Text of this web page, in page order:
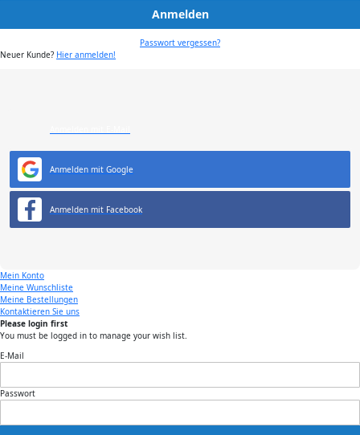
Anmelden
Passwort vergessen?
Neuer Kunde? Hier anmelden!
Anmelden mit Google
Anmelden mit Facebook
Mein Konto
Meine Wunschliste
Meine Bestellungen
Kontaktieren Sie uns
Please login first
You must be logged in to manage your wish list.
E-Mail
Passwort